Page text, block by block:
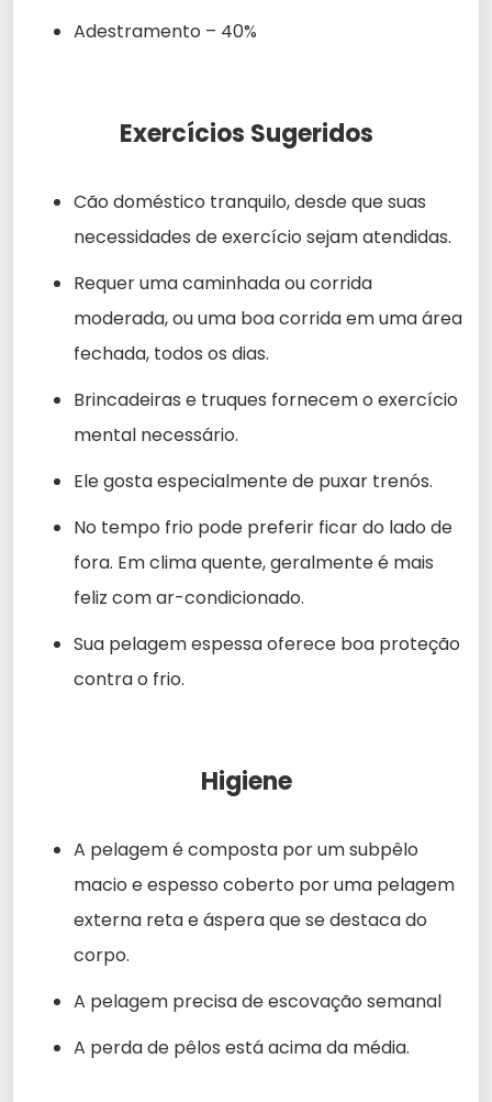
Adestramento – 40%
Exercícios Sugeridos
Cão doméstico tranquilo, desde que suas
necessidades de exercício sejam atendidas.
Requer uma caminhada ou corrida
moderada, ou uma boa corrida em uma área
fechada, todos os dias.
Brincadeiras e truques fornecem o exercício
mental necessário.
Ele gosta especialmente de puxar trenós.
No tempo frio pode preferir ficar do lado de
fora. Em clima quente, geralmente é mais
feliz com ar-condicionado.
Sua pelagem espessa oferece boa proteção
contra o frio.
Higiene
A pelagem é composta por um subpêlo
macio e espesso coberto por uma pelagem
externa reta e áspera que se destaca do
corpo.
A pelagem precisa de escovação semanal
A perda de pêlos está acima da média.